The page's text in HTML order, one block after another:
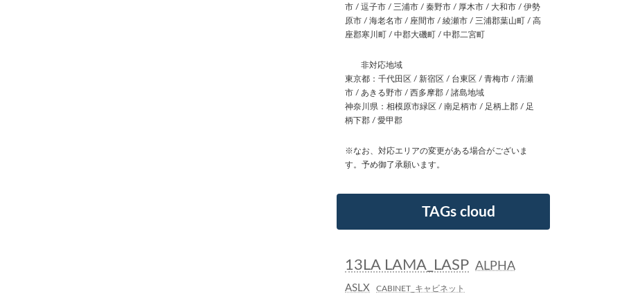
市 / 逗子市 / 三浦市 / 秦野市 / 厚木市 / 大和市 / 伊勢
原市 / 海老名市 / 座間市 / 綾瀬市 / 三浦郡葉山町 / 高
座郡寒川町 / 中郡大磯町 / 中郡二宮町
非対応地域
東京都：千代田区 / 新宿区 / 台東区 / 青梅市 / 清瀬
市 / あきる野市 / 西多摩郡 / 諸島地域
神奈川県：相模原市緑区 / 南足柄市 / 足柄上郡 / 足
柄下郡 / 愛甲郡
※なお、対応エリアの変更がある場合がございま
す。予め御了承願います。
TAGs cloud
13LA LAMA_LASP ALPHA
ASLX CABINET_キャビネット